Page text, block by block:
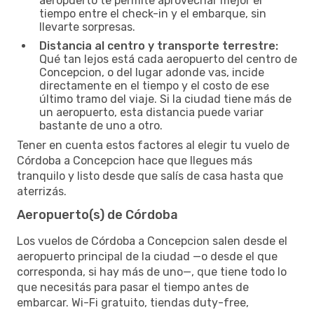
tiempo entre el check-in y el embarque, sin
llevarte sorpresas.
Distancia al centro y transporte terrestre:
Qué tan lejos está cada aeropuerto del centro de
Concepcion, o del lugar adonde vas, incide
directamente en el tiempo y el costo de ese
último tramo del viaje. Si la ciudad tiene más de
un aeropuerto, esta distancia puede variar
bastante de uno a otro.
Tener en cuenta estos factores al elegir tu vuelo de
Córdoba a Concepcion hace que llegues más
tranquilo y listo desde que salís de casa hasta que
aterrizás.
Aeropuerto(s) de Córdoba
Los vuelos de Córdoba a Concepcion salen desde el
aeropuerto principal de la ciudad —o desde el que
corresponda, si hay más de uno—, que tiene todo lo
que necesitás para pasar el tiempo antes de
embarcar. Wi-Fi gratuito, tiendas duty-free,